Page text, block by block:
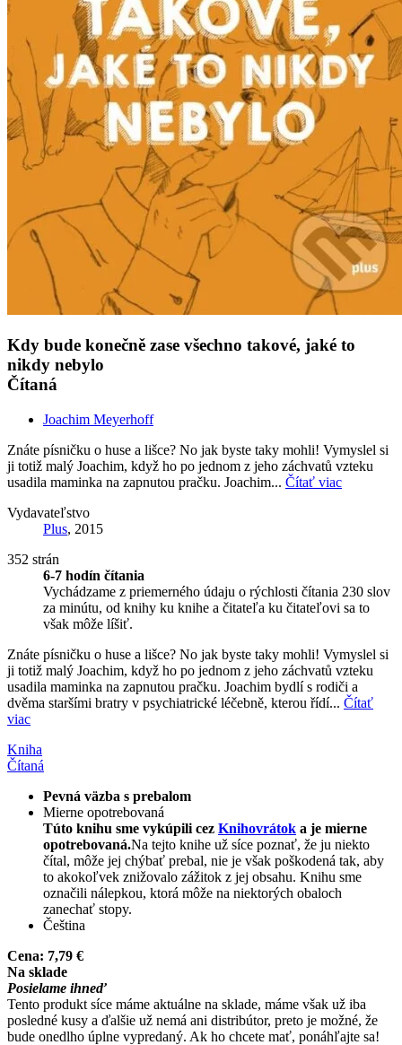
Kdy bude konečně zase všechno takové, jaké to
nikdy nebylo
Čítaná
Joachim Meyerhoff
Znáte písničku o huse a lišce? No jak byste taky mohli! Vymyslel si
ji totiž malý Joachim, když ho po jednom z jeho záchvatů vzteku
usadila maminka na zapnutou pračku. Joachim... Čítať viac
Vydavateľstvo
Plus, 2015
352 strán
6-7 hodín čítania
Vychádzame z priemerného údaju o rýchlosti čítania 230 slov
za minútu, od knihy ku knihe a čitateľa ku čitateľovi sa to
však môže líšiť.
Znáte písničku o huse a lišce? No jak byste taky mohli! Vymyslel si
ji totiž malý Joachim, když ho po jednom z jeho záchvatů vzteku
usadila maminka na zapnutou pračku. Joachim bydlí s rodiči a
dvěma staršími bratry v psychiatrické léčebně, kterou řídí... Čítať
viac
Kniha
Čítaná
Pevná väzba s prebalom
Mierne opotrebovaná
Túto knihu sme vykúpili cez Knihovrátok a je mierne
opotrebovaná.Na tejto knihe už síce poznať, že ju niekto
čítal, môže jej chýbať prebal, nie je však poškodená tak, aby
to akokoľvek znižovalo zážitok z jej obsahu. Knihu sme
označili nálepkou, ktorá môže na niektorých obaloch
zanechať stopy.
Čeština
Cena: 7,79 €
Na sklade
Posielame ihneď
Tento produkt síce máme aktuálne na sklade, máme však už iba
posledné kusy a ďalšie už nemá ani distribútor, preto je možné, že
bude onedlho úplne vypredaný. Ak ho chcete mať, ponáhľajte sa!